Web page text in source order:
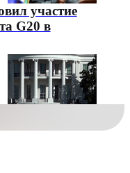
участие
G20 в